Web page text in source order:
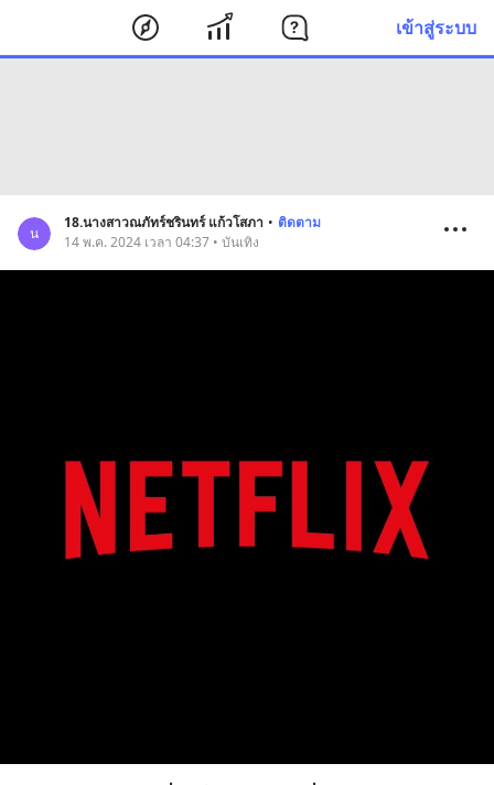
เข้าสู่ระบบ
น
18.นางสาวณภัทร์ชรินทร์ แก้วโสภา • ติดตาม
14 พ.ค. 2024 เวลา 04:37 • บันเทิง